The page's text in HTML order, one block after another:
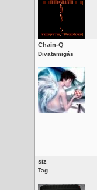
Chain-Q
Divatamigás
siz
Tag